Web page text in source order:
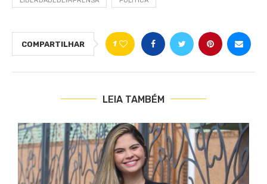
COMPARTILHAR 1
LEIA TAMBÉM